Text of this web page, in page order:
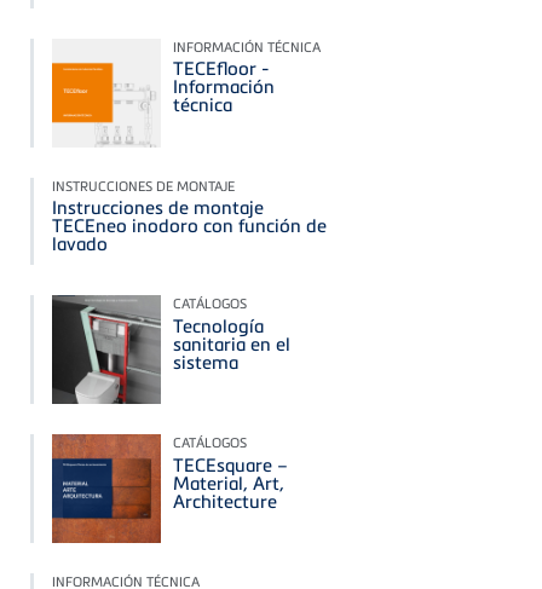
INFORMACIÓN TÉCNICA
TECEfloor -
Información
técnica
INSTRUCCIONES DE MONTAJE
Instrucciones de montaje
TECEneo inodoro con función de
lavado
CATÁLOGOS
Tecnología
sanitaria en el
sistema
CATÁLOGOS
TECEsquare –
Material, Art,
Architecture
INFORMACIÓN TÉCNICA